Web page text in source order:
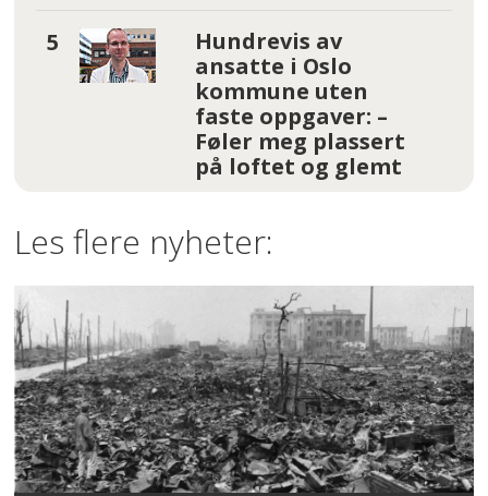
Hundrevis av
ansatte i Oslo
kommune uten
faste oppgaver: –
Føler meg plassert
på loftet og glemt
Les flere nyheter: